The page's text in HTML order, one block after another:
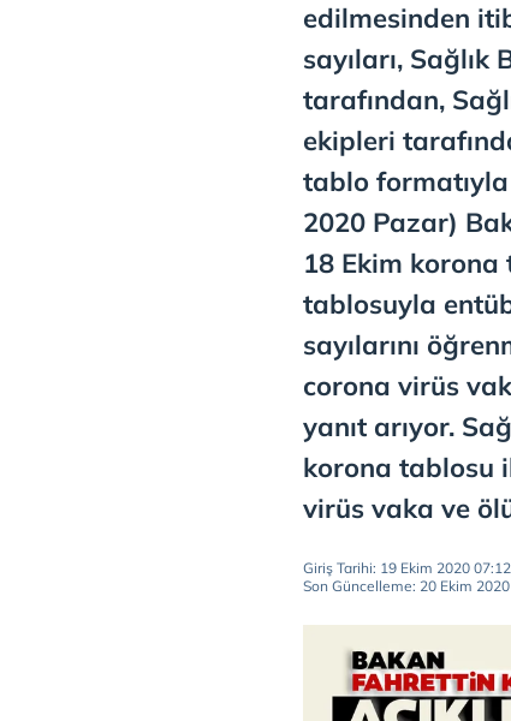
edilmesinden
sayıları, Sağlık
tarafından,
ekipleri
tablo
2020 Pazar)
18 Ekim
tablosuyla
sayılarını
corona virüs
yanıt arıyor.
korona tablosu
virüs vaka ve
Giriş Tarihi: 19 Ekim 2020 07:12
Son Güncelleme: 20 Ekim